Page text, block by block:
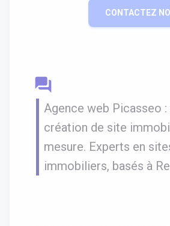
CONTACTEZ
question_answer
Agence web Picasseo
création de site
mesure. Experts en
immobiliers, basés à